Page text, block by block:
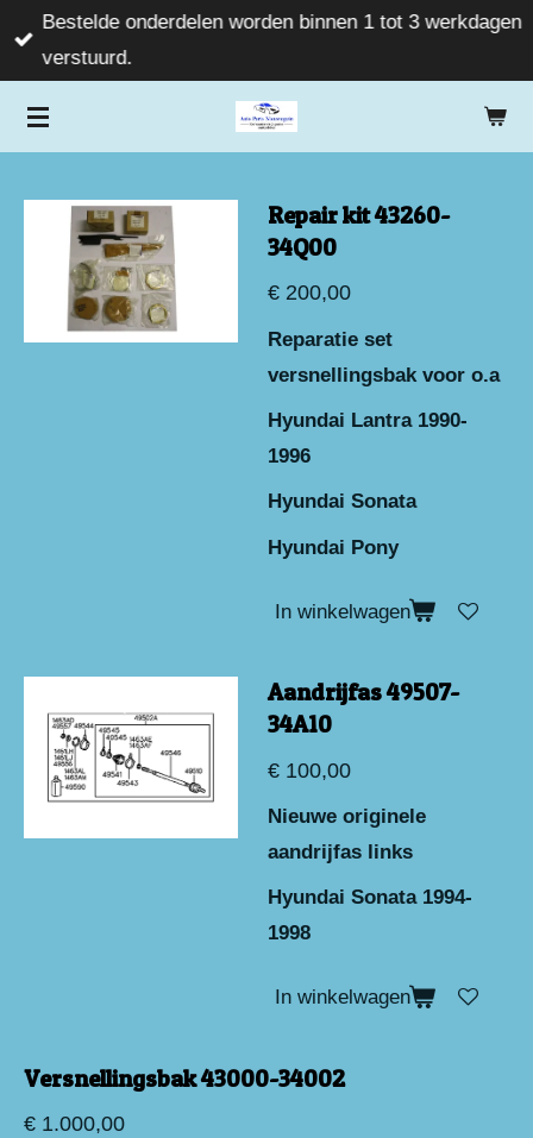
Ga
direct
de
Bestelde onderdelen worden binnen 1 tot 3 werkdagen
verstuurd.
Repair kit 43260-
34Q00
€ 200,00
Reparatie set
versnellingsbak voor o.a
Hyundai Lantra 1990-
1996
Hyundai Sonata
Hyundai Pony
In winkelwagen
Aandrijfas 49507-
34A10
€ 100,00
Nieuwe originele
aandrijfas links
Hyundai Sonata 1994-
1998
In winkelwagen
Versnellingsbak 43000-34002
€ 1.000,00